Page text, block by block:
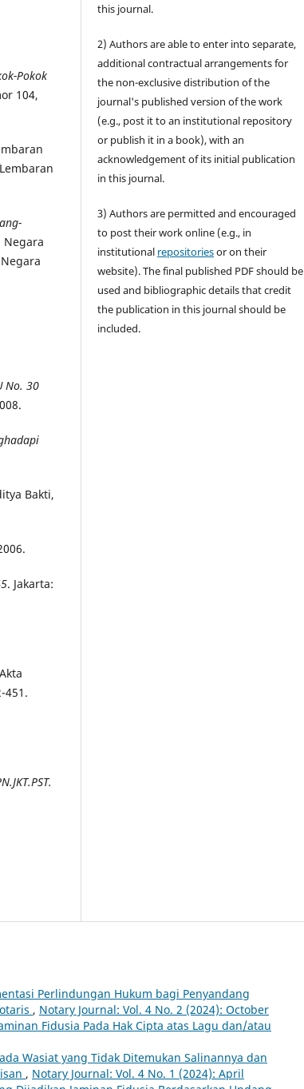
Pokok
104,
Negara
No. 30
Bakti,
. Jakarta:
451.
.
this journal.
2) Authors are able to enter into separate,
additional contractual arrangements for
the non-exclusive distribution of the
journal's published version of the work
(e.g., post it to an institutional repository
or publish it in a book), with an
acknowledgement of its initial publication
in this journal.
3) Authors are permitted and encouraged
to post their work online (e.g., in
institutional repositoriesor on their
website). The final published PDF should be
used and bibliographic details that credit
the publication in this journal should be
included.
Perlindungan Hukum bagi Penyandang
, Notary Journal: Vol. 4 No. 2 (2024): October
Fidusia Pada Hak Cipta atas Lagu dan/atau
Wasiat yang Tidak Ditemukan Salinannya dan
, Notary Journal: Vol. 4 No. 1 (2024): April